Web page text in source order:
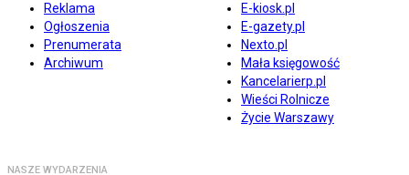
Reklama
Ogłoszenia
Prenumerata
Archiwum
E-kiosk.pl
E-gazety.pl
Nexto.pl
Mała księgowość
Kancelarierp.pl
Wieści Rolnicze
Życie Warszawy
NASZE WYDARZENIA